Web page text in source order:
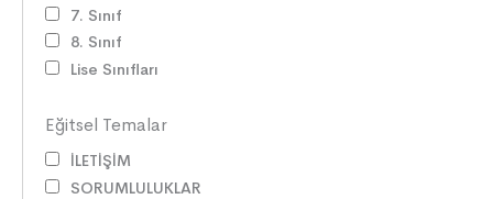
7. Sınıf
8. Sınıf
Lise Sınıfları
Eğitsel Temalar
İLETİŞİM
SORUMLULUKLAR